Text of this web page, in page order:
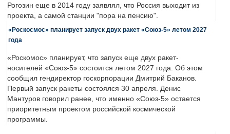
Рогозин еще в 2014 году заявлял, что Россия выходит из
проекта, а самой станции "пора на пенсию".
«Роскосмос» планирует запуск двух ракет «Союз-5» летом 2027
года
«Роскомос» планирует, что запуск еще двух ракет-
носителей «Союз-5» состоится летом 2027 года. Об этом
сообщил гендиректор госкорпорации Дмитрий Баканов.
Первый запуск ракеты состоялся 30 апреля. Денис
Мантуров говорил ранее, что именно «Союз-5» остается
приоритетным проектом российской космической
программы.